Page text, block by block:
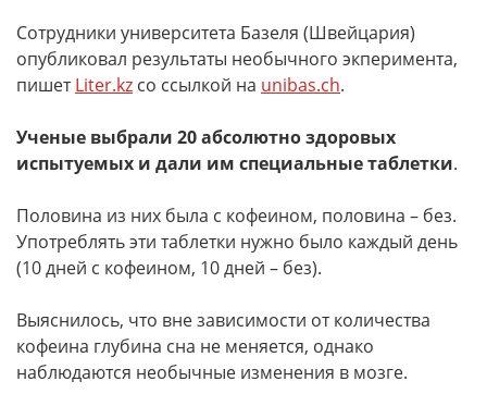
Сотрудники университета Базеля (Швейцария)
опубликовал результаты необычного экперимента,
пишетLiter.kz со ссылкой на unibas.ch.
Ученые выбрали 20 абсолютно здоровых
испытуемых и дали им специальные таблетки.
Половина из них была с кофеином, половина – без.
Употреблять эти таблетки нужно было каждый день
(10 дней с кофеином, 10 дней – без).
Выяснилось, что вне зависимости от количества
кофеина глубина сна не меняется, однако
наблюдаются необычные изменения в мозге.